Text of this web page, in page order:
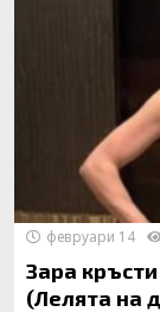
Зара
(Лелята на
февруари 14